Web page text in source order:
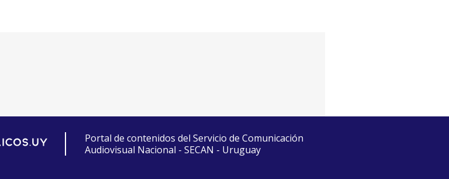
Portal de contenidos del Servicio de Comunicación
Audiovisual Nacional - SECAN - Uruguay